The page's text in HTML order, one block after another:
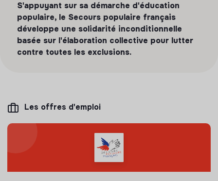
S'appuyant sur sa démarche d'éducation
populaire, le Secours populaire français
développe une solidarité inconditionnelle
basée sur l'élaboration collective pour lutter
contre toutes les exclusions.
Les offres d'emploi